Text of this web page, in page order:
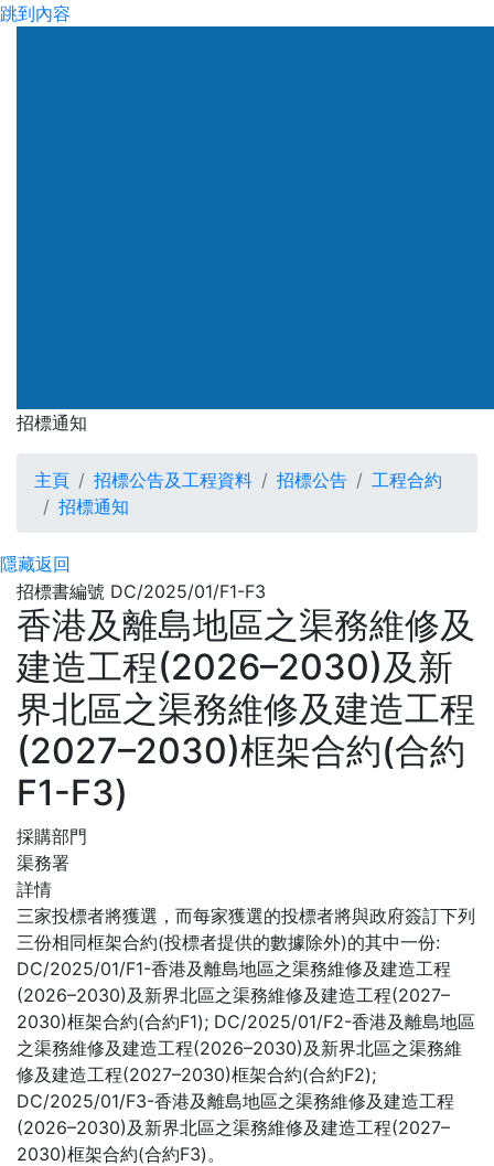
跳到內容
招標通知
招標通知
主頁 招標公告及工程資料 招標公告
工程合約
招標通知
隱藏返回
招標書編號 DC/2025/01/F1-F3
香港及離島地區之渠務維修及
建造工程(2026–2030)及新
界北區之渠務維修及建造工程
(2027–2030)框架合約(合約
F1-F3)
採購部門
渠務署
詳情
三家投標者將獲選，而每家獲選的投標者將與政府簽訂下列
三份相同框架合約(投標者提供的數據除外)的其中一份:
DC/2025/01/F1-香港及離島地區之渠務維修及建造工程
(2026–2030)及新界北區之渠務維修及建造工程(2027–
2030)框架合約(合約F1); DC/2025/01/F2-香港及離島地區
之渠務維修及建造工程(2026–2030)及新界北區之渠務維
修及建造工程(2027–2030)框架合約(合約F2);
DC/2025/01/F3-香港及離島地區之渠務維修及建造工程
(2026–2030)及新界北區之渠務維修及建造工程(2027–
2030)框架合約(合約F3)。